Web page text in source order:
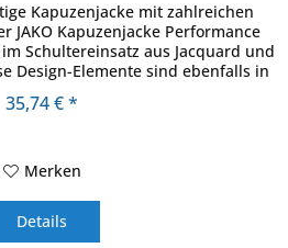
Kapuzenjacke mit zahlreichen
JAKO Kapuzenjacke Performance
Schultereinsatz aus Jacquard und
Design-Elemente sind ebenfalls in
35,74 € *
Merken
Details